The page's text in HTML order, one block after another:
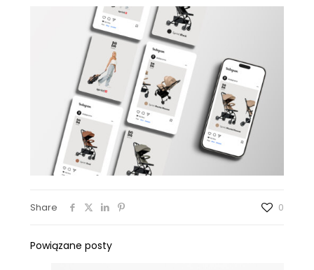
Share 0
Powiązane posty